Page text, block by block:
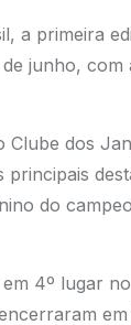
a primeira
junho, com
dos
do
4º lugar